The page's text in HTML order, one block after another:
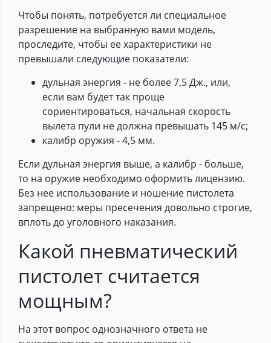
Чтобы понять, потребуется ли специальное
разрешение на выбранную вами модель,
проследите, чтобы ее характеристики не
превышали следующие показатели:
дульная энергия - не более 7,5 Дж., или,
если вам будет так проще
сориентироваться, начальная скорость
вылета пули не должна превышать 145 м/с;
калибр оружия - 4,5 мм.
Если дульная энергия выше, а калибр - больше,
то на оружие необходимо оформить лицензию.
Без нее использование и ношение пистолета
запрещено: меры пресечения довольно строгие,
вплоть до уголовного наказания.
Какой пневматический
пистолет считается
мощным?
На этот вопрос однозначного ответа не